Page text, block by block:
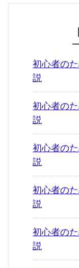
初心者の
説
初心者の
説
初心者の
説
初心者の
説
初心者の
説